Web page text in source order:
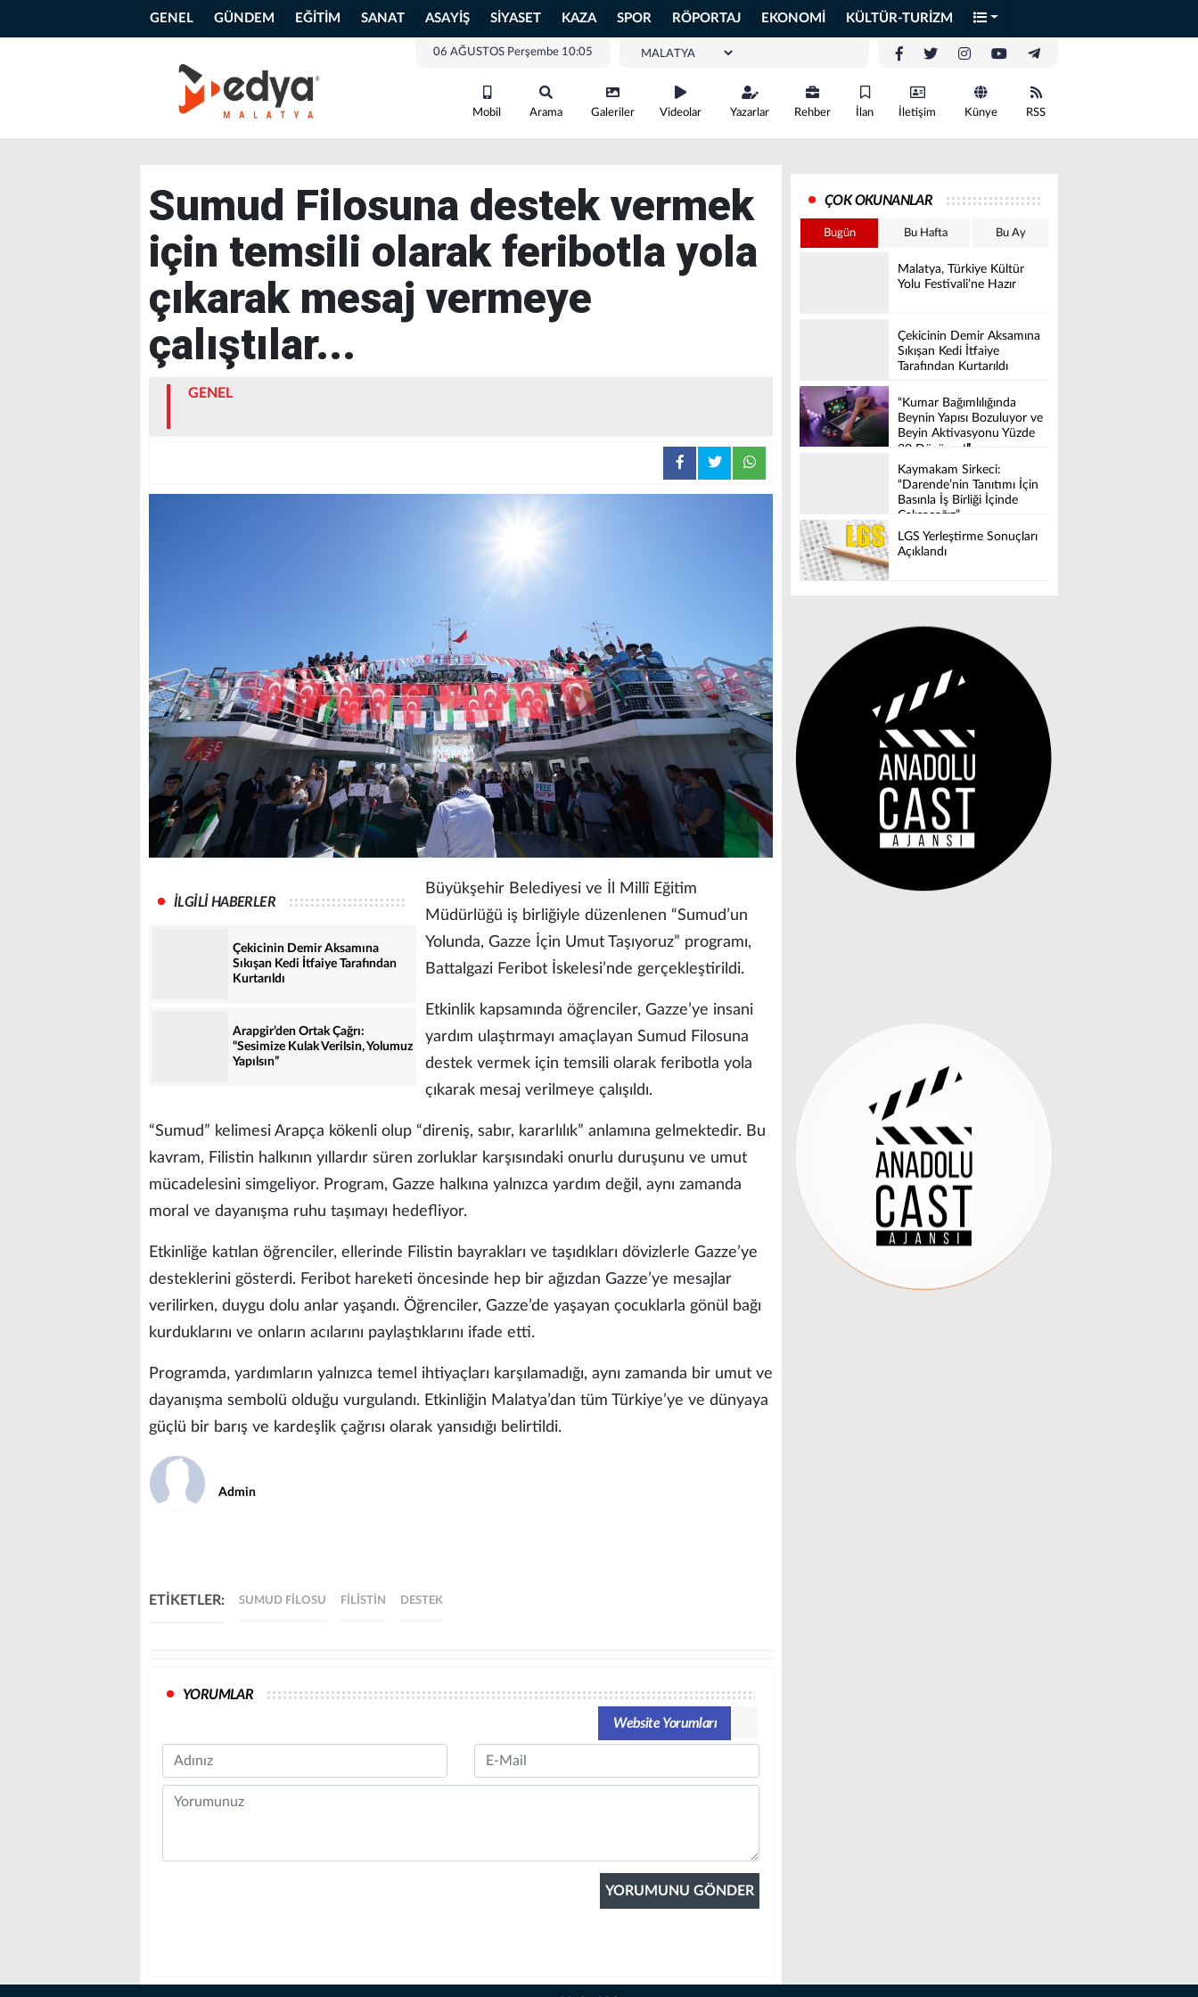
GENEL GÜNDEM EĞİTİM SANAT ASAYİŞ SİYASET KAZA SPOR RÖPORTAJ EKONOMİ KÜLTÜR-TURİZM
06 AĞUSTOS Perşembe 10:05
Mobil Arama Galeriler Videolar Yazarlar Rehber İlan İletişim Künye RSS
Sumud Filosuna destek vermek
için temsili olarak feribotla yola
çıkarak mesaj vermeye
çalıştılar...
GENEL
İLGİLİ HABERLER
Çekicinin Demir Aksamına
Sıkışan Kedi İtfaiye Tarafından
Kurtarıldı
Arapgir’den Ortak Çağrı:
“Sesimize Kulak Verilsin, Yolumuz
Yapılsın”
Büyükşehir Belediyesi ve İl Millî Eğitim
Müdürlüğü iş birliğiyle düzenlenen “Sumud’un
Yolunda, Gazze İçin Umut Taşıyoruz” programı,
Battalgazi Feribot İskelesi’nde gerçekleştirildi.
Etkinlik kapsamında öğrenciler, Gazze’ye insani
yardım ulaştırmayı amaçlayan Sumud Filosuna
destek vermek için temsili olarak feribotla yola
çıkarak mesaj verilmeye çalışıldı.
“Sumud” kelimesi Arapça kökenli olup “direniş, sabır, kararlılık” anlamına gelmektedir. Bu
kavram, Filistin halkının yıllardır süren zorluklar karşısındaki onurlu duruşunu ve umut
mücadelesini simgeliyor. Program, Gazze halkına yalnızca yardım değil, aynı zamanda
moral ve dayanışma ruhu taşımayı hedefliyor.
Etkinliğe katılan öğrenciler, ellerinde Filistin bayrakları ve taşıdıkları dövizlerle Gazze’ye
desteklerini gösterdi. Feribot hareketi öncesinde hep bir ağızdan Gazze’ye mesajlar
verilirken, duygu dolu anlar yaşandı. Öğrenciler, Gazze’de yaşayan çocuklarla gönül bağı
kurduklarını ve onların acılarını paylaştıklarını ifade etti.
Programda, yardımların yalnızca temel ihtiyaçları karşılamadığı, aynı zamanda bir umut ve
dayanışma sembolü olduğu vurgulandı. Etkinliğin Malatya’dan tüm Türkiye’ye ve dünyaya
güçlü bir barış ve kardeşlik çağrısı olarak yansıdığı belirtildi.
Admin
ETİKETLER: SUMUD FILOSU FILISTIN DESTEK
YORUMLAR
Website Yorumları
Name Email
Comment
ÇOK OKUNANLAR
Bugün Bu Hafta Bu Ay
Malatya, Türkiye Kültür
Yolu Festivali’ne Hazır
Çekicinin Demir Aksamına
Sıkışan Kedi İtfaiye
Tarafından Kurtarıldı
“Kumar Bağımlılığında
Beynin Yapısı Bozuluyor ve
Beyin Aktivasyonu Yüzde
30 Düşüyor!″
Kaymakam Sirkeci:
“Darende’nin Tanıtımı İçin
Basınla İş Birliği İçinde
Çalışacağız”
LGS Yerleştirme Sonuçları
Açıklandı